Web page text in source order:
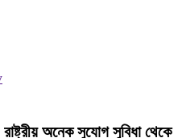
অনেক সুযোগ সুবিধা থেকে